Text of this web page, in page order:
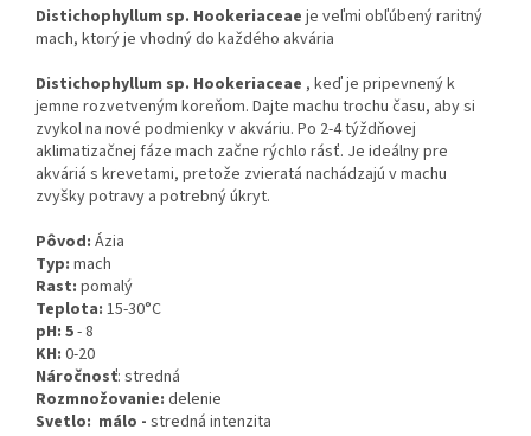
Distichophyllum sp. Hookeriaceae je veľmi obľúbený raritný
mach, ktorý je vhodný do každého akvária
Distichophyllum sp. Hookeriaceae , keď je pripevnený k
jemne rozvetveným koreňom. Dajte machu trochu času, aby si
zvykol na nové podmienky v akváriu. Po 2-4 týždňovej
aklimatizačnej fáze mach začne rýchlo rásť. Je ideálny pre
akváriá s krevetami, pretože zvieratá nachádzajú v machu
zvyšky potravy a potrebný úkryt.
Pôvod: Ázia
Typ: mach
Rast: pomalý
Teplota: 15-30°C
pH: 5- 8
KH: 0-20
Náročnosť: stredná
Rozmnožovanie: delenie
Svetlo: málo - stredná intenzita